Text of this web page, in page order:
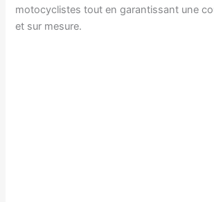
motocyclistes tout en garantissant une
et sur mesure.